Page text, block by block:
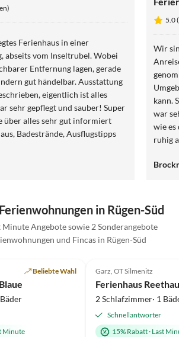
Ferienhaus in einer
abseits vom Inseltrubel. Wobei
Entfernung lagen, gerade
gut händelbar. Ausstattung
eigentlich ist alles
sehr gepflegt und sauber! Super
über alles sehr gut informiert
Badestrände, Ausflugstipps
5.0
Wir
kann.
war
wie es
ruhig
alles
den
in Rügen-Süd
Angebote sowie 2 Sonderangebote
und Fincas in Rügen-Süd
Beliebte Wahl
Minute
Garz, OT Silmenitz
2 Schlafzimmer· 1
Schnellantworter
15% Rabatt· Last